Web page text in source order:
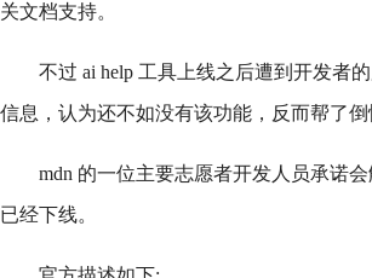
关文档支持。
不过 ai help 工具上线之后遭到开发者
信息，认为还不如没有该功能，反而帮了倒
mdn 的一位主要志愿者开发人员承诺
已经下线。